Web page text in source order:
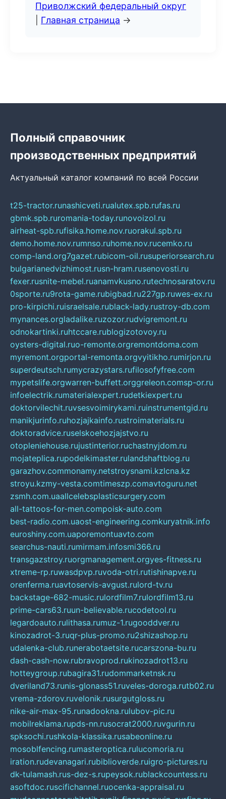
Приволжский федеральный округ
Главная страница →
Полный справочник
производственных предприятий
Актуальный каталог компаний по всей России
t25-tractor.runashicveti.rualutex.spb.rufas.ru
gbmk.spb.ruromania-today.runovoizol.ru
airheat-spb.rufisika.home.nov.ruorakul.spb.ru
demo.home.nov.rumnso.ruhome.nov.rucemko.ru
comp-land.org7gazet.rubicom-oil.rusuperiorsearch.ru
bulgarianedvizhimost.rusn-hram.rusenovosti.ru
fexer.rusnite-mebel.ruanamvkusno.rutechnosaratov.ru
0sporte.ru9rota-game.rubigbad.ru227gp.ruwes-ex.ru
pro-kirpichi.ruisraelsale.rublack-lady.rustroy-db.com
mynances.orgladalike.ruzozor.rudvigremont.ru
odnokartinki.ruhtccare.rublogizotovoy.ru
oysters-digital.ruo-remonte.orgremontdoma.com
myremont.orgportal-remonta.orgvyitikho.rumirjon.ru
superdeutsch.rumycrazystars.rufilosofyfree.com
mypetslife.orgwarren-buffett.orggreleon.comsp-or.ru
infoelectrik.rumaterialexpert.rudetkiexpert.ru
doktorvilechit.ruvsesvoimirykami.ruinstrumentgid.ru
manikjurinfo.ruhozjajkainfo.rustroimaterials.ru
doktoradvice.ruselskoehozjajstvo.ru
otopleniehouse.rujustinterior.ruchastnyjdom.ru
mojateplica.rupodelkimaster.rulandshaftblog.ru
garazhov.commonamy.netstroysnami.kzlcna.kz
stroyu.kzmy-vesta.comtimeszp.comavtoguru.net
zsmh.com.uaallcelebsplasticsurgery.com
all-tattoos-for-men.compoisk-auto.com
best-radio.com.uaost-engineering.comkuryatnik.info
euroshiny.com.uaporemontuavto.com
searchus-nauti.rumirmam.infosmi366.ru
transgazstroy.ruorgmanagement.orgyes-fitness.ru
xtreme-rp.ruwasdpvp.ruvoda-otri.rutishinapve.ru
orenferma.ruavtoservis-avgust.rulord-tv.ru
backstage-682-music.rulordfilm7.rulordfilm13.ru
prime-cars63.ruun-believable.rucodetool.ru
legardoauto.rulithasa.rumuz-1.rugooddver.ru
kinozadrot-3.ruqr-plus-promo.ru2shizashop.ru
udalenka-club.runerabotaetsite.rucarszona-bu.ru
dash-cash-now.rubravoprod.rukinozadrot13.ru
hotteygroup.rubagira31.rudommarketnsk.ru
dveriland73.runis-glonass51.ruveles-doroga.rutb02.ru
vrema-zdorov.ruvelonik.rusurgutgloss.ru
nike-air-max-95.runadookna.rulubov-pic.ru
mobilreklama.rupds-nn.rusocrat2000.ruvgurin.ru
spksochi.rushkola-klassika.rusabeonline.ru
mosoblfencing.rumasteroptica.rulucomoria.ru
iration.rudevanagari.rubiblioverde.ruigro-pictures.ru
dk-tulamash.rus-dez-s.rupeysok.rublackcountess.ru
asoftdoc.ruscifichannel.ruocenka-appraisal.ru